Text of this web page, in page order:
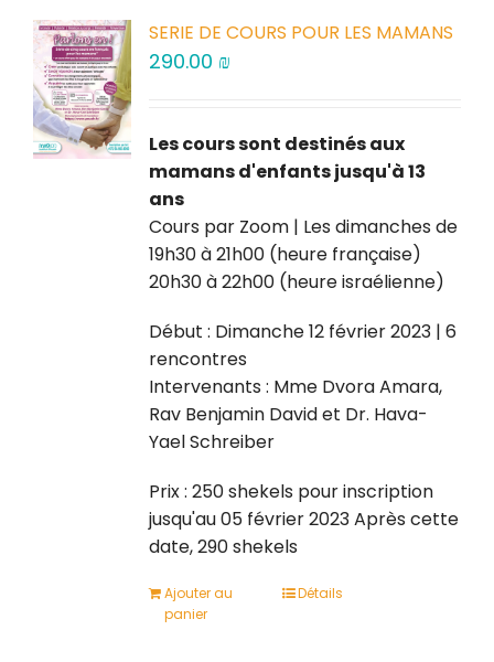
SERIE DE COURS POUR LES MAMANS
290.00 ₪
Les cours sont destinés aux
mamans d'enfants jusqu'à 13
ans
Cours par Zoom | Les dimanches de
19h30 à 21h00 (heure française)
20h30 à 22h00 (heure israélienne)
Début : Dimanche 12 février 2023 | 6
rencontres
Intervenants : Mme Dvora Amara,
Rav Benjamin David et Dr. Hava-
Yael Schreiber
Prix : 250 shekels pour inscription
jusqu'au 05 février 2023 Après cette
date, 290 shekels
Ajouter au
panier
Détails